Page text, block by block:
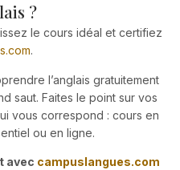
?
le cours idéal et certifiez
.
l’anglais gratuitement
saut. Faites le point sur vos
vous correspond : cours en
ou en ligne.
avec campuslangues.com